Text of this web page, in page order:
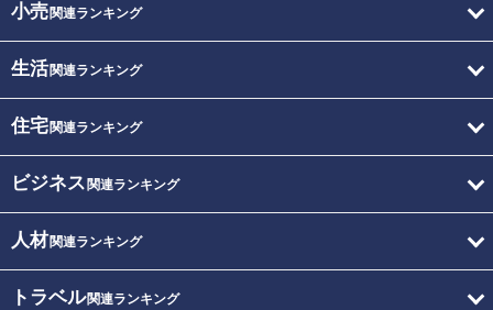
小売関連ランキング
生活関連ランキング
住宅関連ランキング
ビジネス 関連ランキング
人材関連ランキング
トラベル関連ランキング